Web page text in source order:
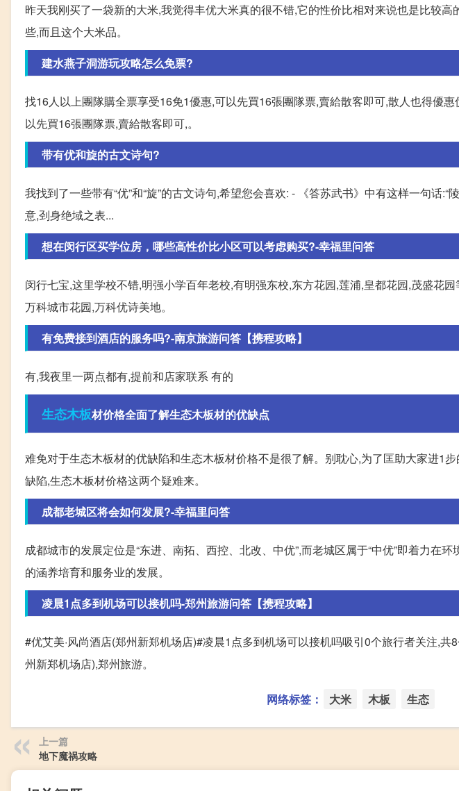
昨天我刚买了一袋新的大米,我觉得丰优大米真的很不错,它的性价比相对来说也是比较
些,而且这个大米品。
建水燕子洞游玩攻略怎么免票?
找16人以上團隊購全票享受16免1優惠,可以先買16張團隊票,賣給散客即可,散人也得優
以先買16張團隊票,賣給散客即可,。
带有优和旋的古文诗句?
我找到了一些带有“优”和“旋”的古文诗句,希望您会喜欢: - 《答苏武书》中有这样一句话
意,刭身绝域之表...
想在闵行区买学位房，哪些高性价比小区可以考虑购买?-幸福里问答
闵行七宝,这里学校不错,明强小学百年老校,有明强东校,东方花园,莲浦,皇都花园,茂盛花
万科城市花园,万科优诗美地。
有免费接到酒店的服务吗?-南京旅游问答【携程攻略】
有,我夜里一两点都有,提前和店家联系 有的
生态木板材价格全面了解生态木板材的优缺点
难免对于生态木板材的优缺陷和生态木板材价格不是很了解。别耽心,为了匡助大家进1
缺陷,生态木板材价格这两个疑难来。
成都老城区将会如何发展?-幸福里问答
成都城市的发展定位是“东进、南拓、西控、北改、中优”,而老城区属于“中优”即着力在
的涵养培育和服务业的发展。
凌晨1点多到机场可以接机吗-郑州旅游问答【携程攻略】
#优艾美·风尚酒店(郑州新郑机场店)#凌晨1点多到机场可以接机吗吸引0个旅行者关注,共
州新郑机场店),郑州旅游。
网络标签： 大米 木板 生态
上一篇
地下魔祸攻略